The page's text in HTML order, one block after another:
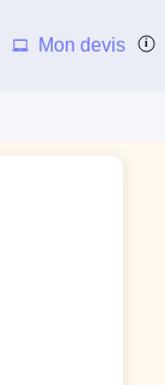
Mon devis